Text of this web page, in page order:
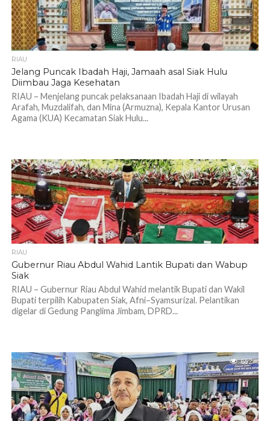
RIAU
Jelang Puncak Ibadah Haji, Jamaah asal Siak Hulu
Diimbau Jaga Kesehatan
RIAU – Menjelang puncak pelaksanaan Ibadah Haji di wilayah
Arafah, Muzdalifah, dan Mina (Armuzna), Kepala Kantor Urusan
Agama (KUA) Kecamatan Siak Hulu...
825
RIAU
Gubernur Riau Abdul Wahid Lantik Bupati dan Wabup
Siak
RIAU – Gubernur Riau Abdul Wahid melantik Bupati dan Wakil
Bupati terpilih Kabupaten Siak, Afni–Syamsurizal. Pelantikan
digelar di Gedung Panglima Jimbam, DPRD...
652